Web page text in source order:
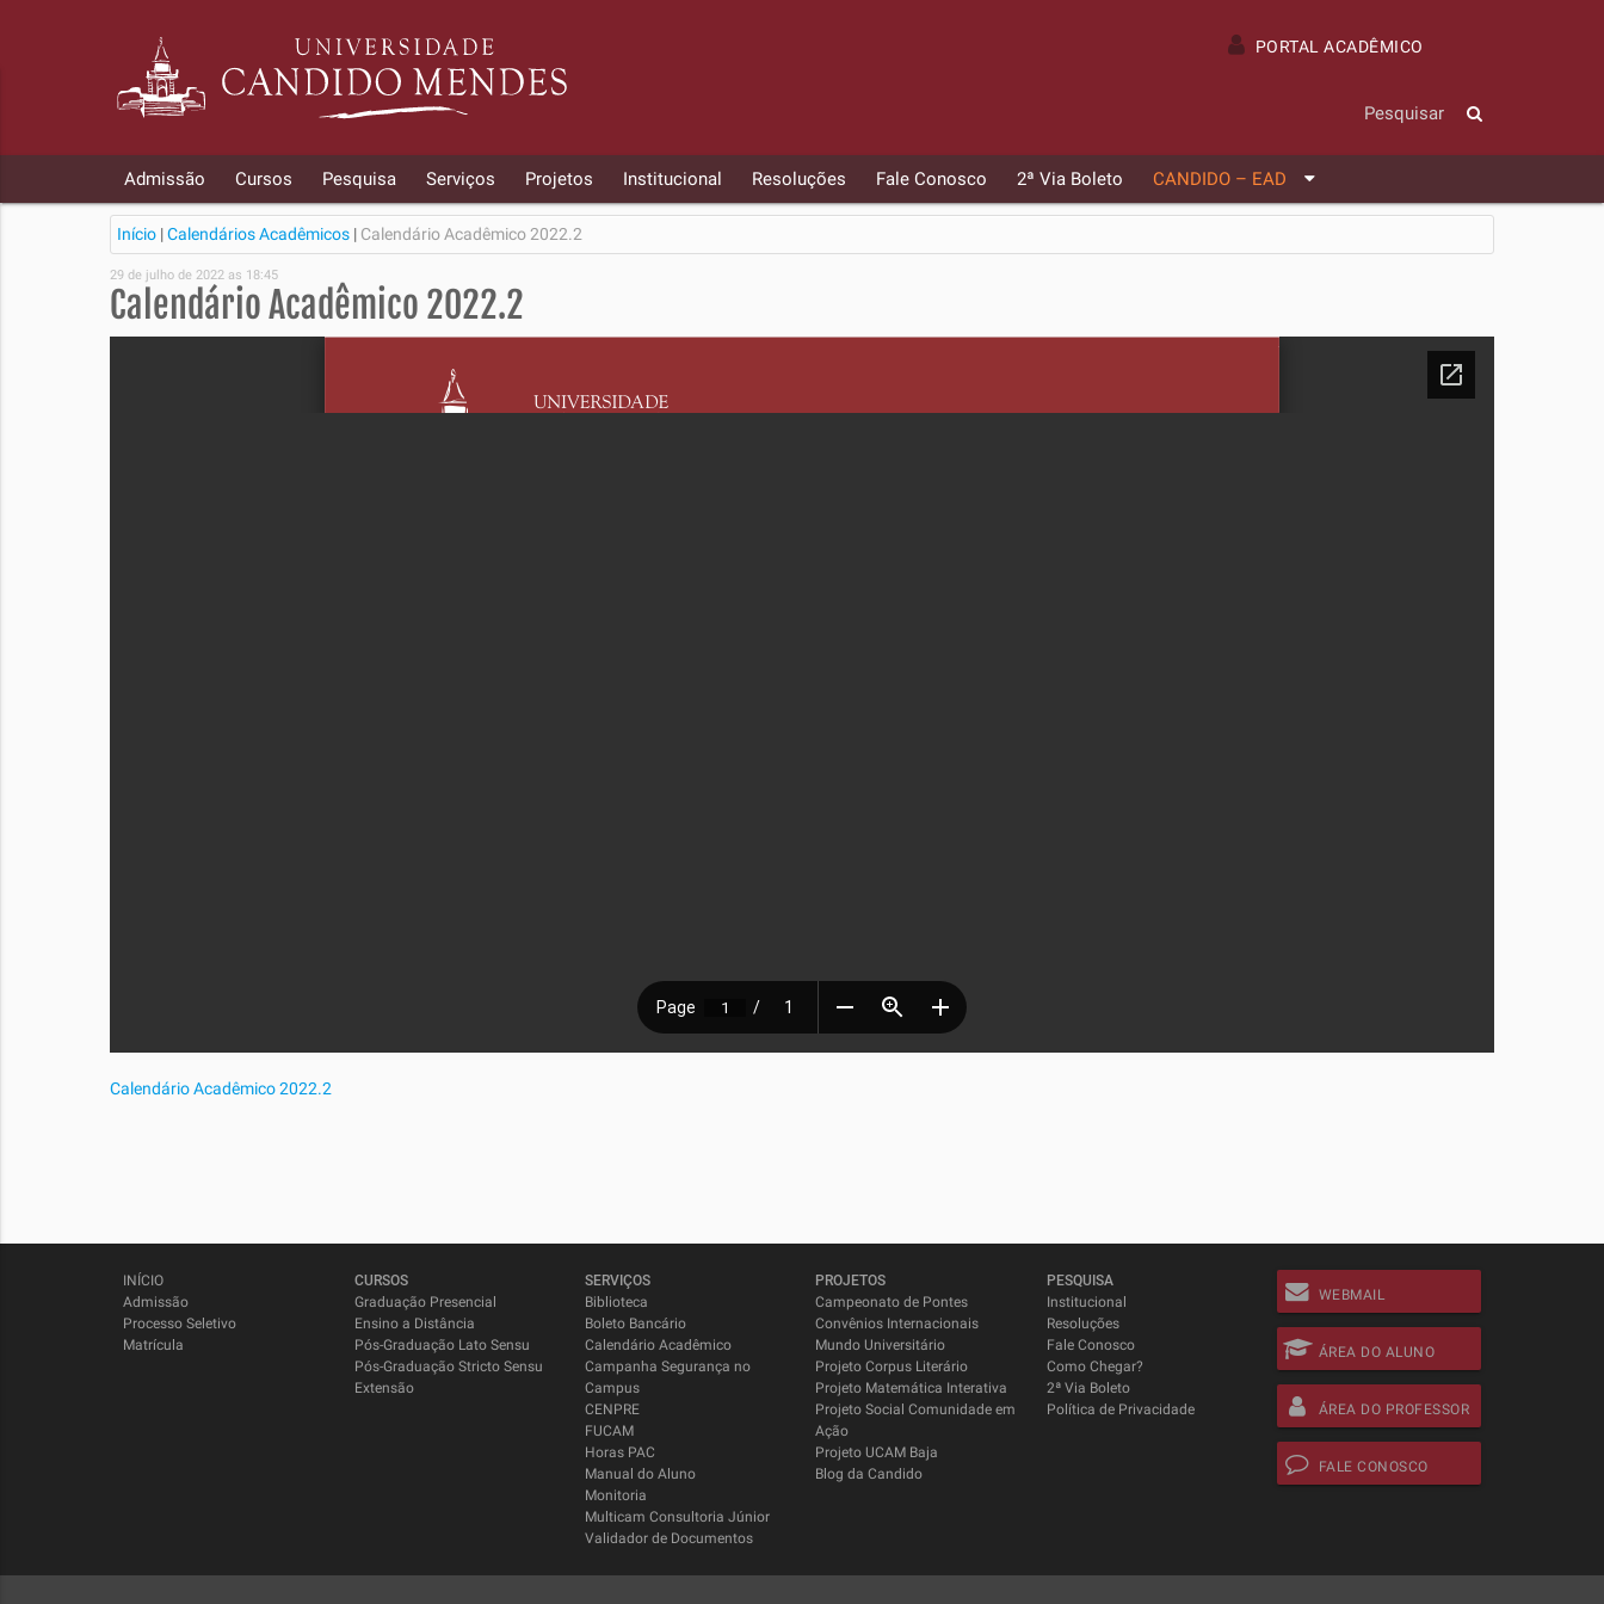
PORTAL ACADÊMICO
Admissão Cursos Pesquisa Serviços Projetos Institucional Resoluções Fale Conosco 2ª Via Boleto CANDIDO – EAD
Início |Calendários Acadêmicos | Calendário Acadêmico 2022.2
29 de julho de 2022 as 18:45
Calendário Acadêmico 2022.2
Calendário Acadêmico 2022.2
INÍCIO
Admissão
Processo Seletivo
Matrícula
CURSOS
Graduação Presencial
Ensino a Distância
Pós-Graduação Lato Sensu
Pós-Graduação Stricto Sensu
Extensão
SERVIÇOS
Biblioteca
Boleto Bancário
Calendário Acadêmico
Campanha Segurança no
Campus
CENPRE
FUCAM
Horas PAC
Manual do Aluno
Monitoria
Multicam Consultoria Júnior
Validador de Documentos
PROJETOS
Campeonato de Pontes
Convênios Internacionais
Mundo Universitário
Projeto Corpus Literário
Projeto Matemática Interativa
Projeto Social Comunidade em
Ação
Projeto UCAM Baja
Blog da Candido
PESQUISA
Institucional
Resoluções
Fale Conosco
Como Chegar?
2ª Via Boleto
Política de Privacidade
WEBMAIL
ÁREA DO ALUNO
ÁREA DO PROFESSOR
FALE CONOSCO